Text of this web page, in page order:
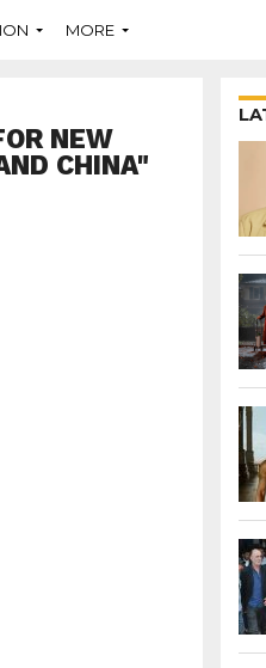
MORE
NEW
CHINA"